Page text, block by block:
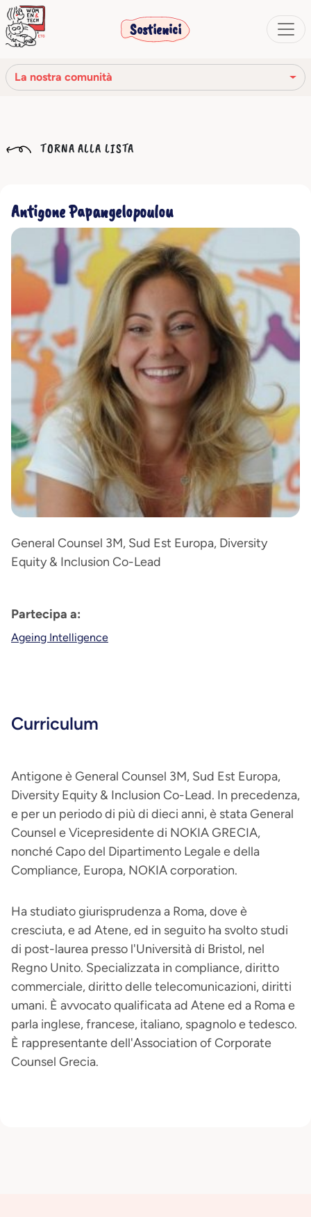
Sostienici
La nostra comunità
La nostra storia
Codice Etico
Il nostro network
La nostra comunità
TORNA ALLA LISTA
Antigone Papangelopoulou
General Counsel 3M, Sud Est Europa, Diversity
Equity & Inclusion Co-Lead
Partecipa a:
Ageing Intelligence
Curriculum
Antigone è General Counsel 3M, Sud Est Europa,
Diversity Equity & Inclusion Co-Lead. In precedenza,
e per un periodo di più di dieci anni, è stata General
Counsel e Vicepresidente di NOKIA GRECIA,
nonché Capo del Dipartimento Legale e della
Compliance, Europa, NOKIA corporation.
Ha studiato giurisprudenza a Roma, dove è
cresciuta, e ad Atene, ed in seguito ha svolto studi
di post-laurea presso l'Università di Bristol, nel
Regno Unito. Specializzata in compliance, diritto
commerciale, diritto delle telecomunicazioni, diritti
umani. È avvocato qualificata ad Atene ed a Roma e
parla inglese, francese, italiano, spagnolo e tedesco.
È rappresentante dell'Association of Corporate
Counsel Grecia.